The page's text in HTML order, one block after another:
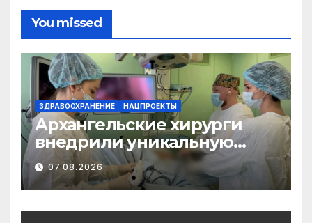
You missed
ЗДРАВООХРАНЕНИЕ НАЦПРОЕКТЫ
Архангельские хирурги
внедрили уникальную
методику
малотравматичного
лечения патологии
диафрагмы
07.08.2026